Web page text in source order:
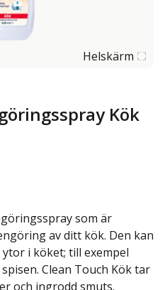
Helskärm
Kök
som är
av ditt kök. Den kan
i köket; till exempel
Clean Touch Kök tar
och ingrodd smuts.